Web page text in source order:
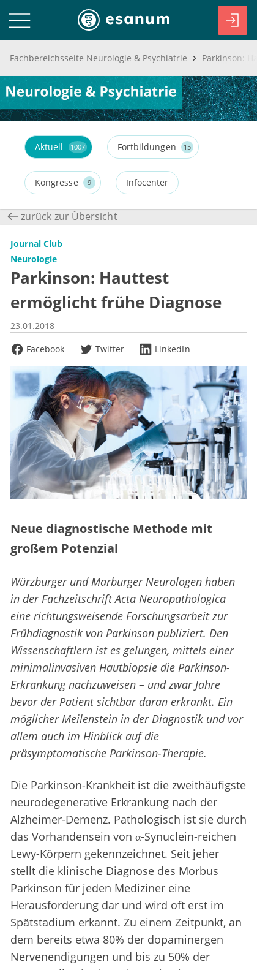
Fachbereichsseite Neurologie & Psychiatrie Parkinson:
Aktuell 1007 Fortbildungen 15
Kongresse 9 Infocenter
zurück zur Übersicht
Journal Club
Neurologie
Parkinson: Hauttest
ermöglicht frühe Diagnose
23.01.2018
Facebook
Twitter LinkedIn
Neue diagnostische Methode mit
großem Potenzial
Würzburger und Marburger Neurologen haben
in der Fachzeitschrift Acta Neuropathologica
eine richtungsweisende Forschungsarbeit zur
Frühdiagnostik von Parkinson publiziert. Den
Wissenschaftlern ist es gelungen, mittels einer
minimalinvasiven Hautbiopsie die Parkinson-
Erkrankung nachzuweisen – und zwar Jahre
bevor der Patient sichtbar daran erkrankt. Ein
möglicher Meilenstein in der Diagnostik und vor
allem auch im Hinblick auf die
präsymptomatische Parkinson-Therapie.
Die Parkinson-Krankheit ist die zweithäufigste
neurodegenerative Erkrankung nach der
Alzheimer-Demenz. Pathologisch ist sie durch
das Vorhandensein von α-Synuclein-reichen
Lewy-Körpern gekennzeichnet. Seit jeher
stellt die klinische Diagnose des Morbus
Parkinson für jeden Mediziner eine
Herausforderung dar und wird oft erst im
Spätstadium erkannt. Zu einem Zeitpunkt, an
dem bereits etwa 80% der dopaminergen
Nervenendigungen und bis zu 50% der